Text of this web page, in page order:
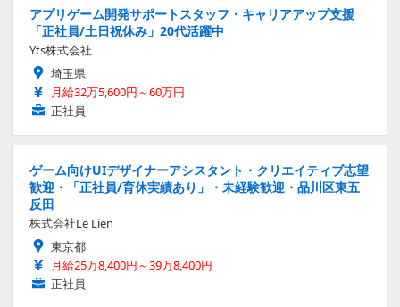
アプリゲーム開発サポートスタッフ・キャリアアップ支援
「正社員/土日祝休み」20代活躍中
Yts株式会社
埼玉県
月給32万5,600円～60万円
正社員
ゲーム向けUIデザイナーアシスタント・クリエイティブ志望
歓迎・「正社員/育休実績あり」・未経験歓迎・品川区東五
反田
株式会社Le Lien
東京都
月給25万8,400円～39万8,400円
正社員